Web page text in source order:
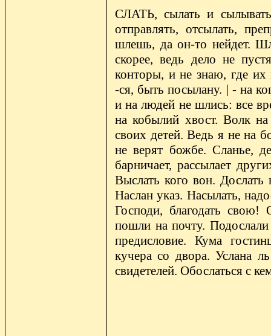
СЛАТЬ, сылать и
отправлять, отсылать,
шлешь, да он-то нейдет.
скорее, ведь дело не
конторы, и не знаю, где
-ся, быть посылану. | - на
и на людей не шлись: все
на кобылий хвост. Волк
своих детей. Ведь я не на
не верят божбе. Сланье,
барничает, рассылает
Выслать кого вон. Дослать
Наслан указ. Насылать,
Господи, благодать
пошли на почту. Подослали
предисловие. Кума
кучера со двора. Услана
свидетелей. Обослаться с